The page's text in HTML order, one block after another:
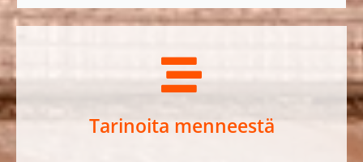
Tarinoita menneestä